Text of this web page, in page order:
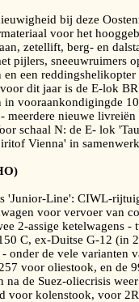
bij deze
voor het
zetellift, berg- en
pijlers, sneeuwruimers
en een reddingshelikopter
dit jaar is de E-lok
in vooraankondigingde
meerdere nieuwe livreiën
schaal N: de E- lok
Vienna' in
'Junior-Line': CIWL-
voor vervoer van
2-assige ketelwagens -
C, ex-Duitse G-12 (in
onder de vele varianten
voor oliestook, en de
na de Suez-oliecrisis weer
voor kolenstook, voor